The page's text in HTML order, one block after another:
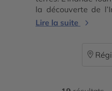
la découverte de
destination pour
Lire la suite